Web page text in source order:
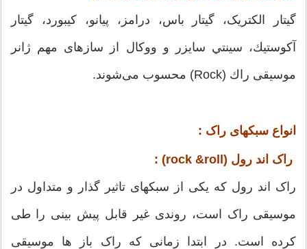
گيتار الكتريک، گيتار باس، درامز، پيانو، كيبورد، گيتار
آكوستيك، سينتي سايزر و ووكال از سازهای مهم ژانر
موسیقی راك (Rock) محسوب می‌شوند.
انواع سبکهای راک :
راک اند رول (rock &roll) :
راک اند رول که یکی از سبکهای تاثیر گذار و متداول در
موسیقی راک است، روندی غیر قابل پیش بینی را طی
کرده است. در ابتدا زمانی که راک باز ها موسیقی